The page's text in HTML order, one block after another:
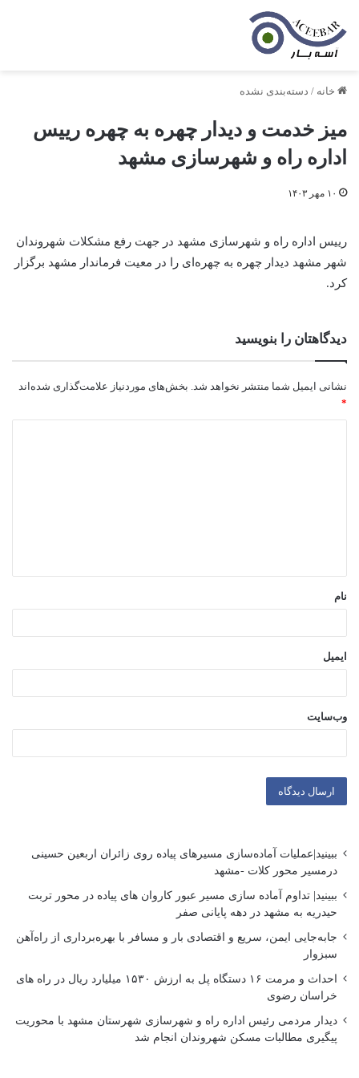
خانه / دسته‌بندی نشده
میز خدمت و دیدار چهره به چهره رییس
اداره راه و شهرسازی مشهد
۱۰ مهر ۱۴۰۳
رییس اداره راه و شهرسازی مشهد در جهت رفع مشکلات شهروندان
شهر مشهد دیدار چهره به چهره‌ای را در معیت فرماندار مشهد برگزار
کرد.
دیدگاهتان را بنویسید
نشانی ایمیل شما منتشر نخواهد شد. بخش‌های موردنیاز علامت‌گذاری شده‌اند
*
*
نام
ایمیل
وب‌سایت
ببینید|عملیات آماده‌سازی مسیرهای پیاده روی زائران اربعین حسینی
درمسیر محور کلات -مشهد
ببینید| تداوم آماده سازی مسیر عبور کاروان های پیاده در محور تربت
حیدریه به مشهد در دهه پایانی صفر
جابه‌جایی ایمن، سریع و اقتصادی بار و مسافر با بهره‌برداری از راه‌آهن
سبزوار
احداث و مرمت ۱۶ دستگاه پل به ارزش ۱۵۳۰ میلیارد ریال در راه های
خراسان رضوی
دیدار مردمی رئیس اداره راه و شهرسازی شهرستان مشهد با محوریت
پیگیری مطالبات مسکن شهروندان انجام شد